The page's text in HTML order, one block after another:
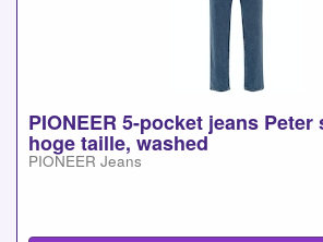
PIONEER 5-pocket jeans Peter
hoge taille, washed
PIONEER Jeans